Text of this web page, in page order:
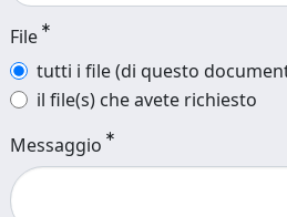
File
tutti i file (di questo
il file(s) che avete richiesto
Messaggio